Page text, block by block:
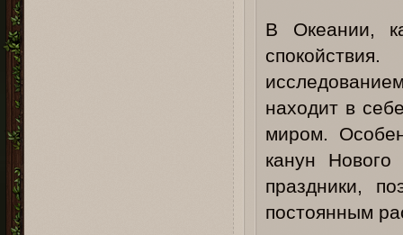
В Океании,
находит в
миром.
канун
праздники,
постоянным